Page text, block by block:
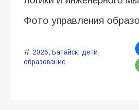
Фото управления
2026, Батайск, дети,
образование